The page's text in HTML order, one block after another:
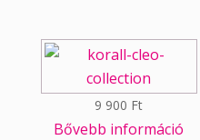
9 900 Ft
Bővebb információ